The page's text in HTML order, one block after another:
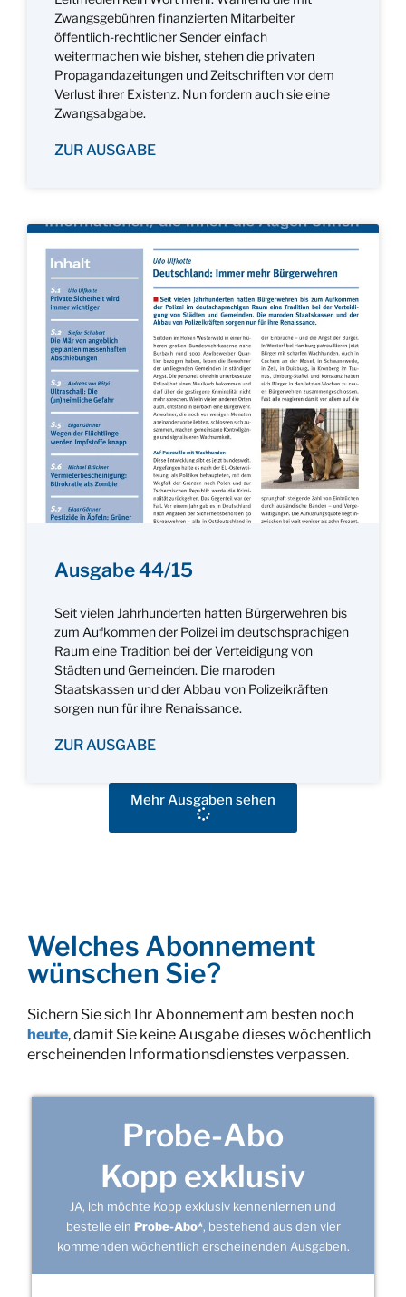
Zwangsgebühren finanzierten Mitarbeiter
öffentlich-rechtlicher Sender einfach
weitermachen wie bisher, stehen die privaten
Propagandazeitungen und Zeitschriften vor dem
Verlust ihrer Existenz. Nun fordern auch sie eine
Zwangsabgabe.
ZUR AUSGABE
Ausgabe 44/15
Seit vielen Jahrhunderten hatten Bürgerwehren bis
zum Aufkommen der Polizei im deutschsprachigen
Raum eine Tradition bei der Verteidigung von
Städten und Gemeinden. Die maroden
Staatskassen und der Abbau von Polizeikräften
sorgen nun für ihre Renaissance.
ZUR AUSGABE
Mehr Ausgaben sehen
Welches Abonnement
wünschen Sie?
Sichern Sie sich Ihr Abonnement am besten noch
heute, damit Sie keine Ausgabe dieses wöchentlich
erscheinenden Informationsdienstes verpassen.
Probe-Abo
Kopp exklusiv
JA, ich möchte Kopp exklusiv kennenlernen und
bestelle ein Probe-Abo*, bestehend aus den vier
kommenden wöchentlich erscheinenden Ausgaben.